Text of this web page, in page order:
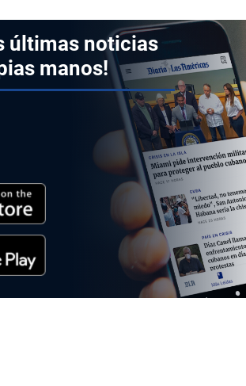
últimas noticias
manos!